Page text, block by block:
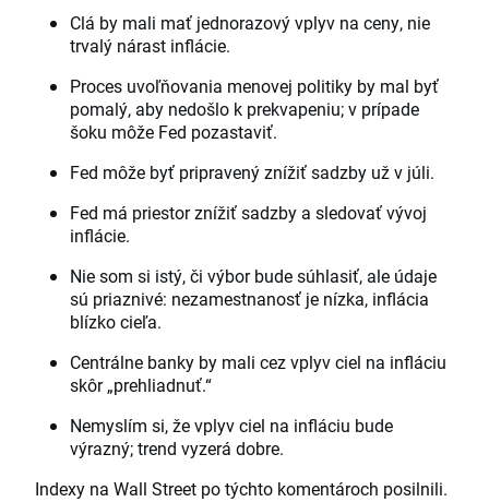
Clá by mali mať jednorazový vplyv na ceny, nie
trvalý nárast inflácie.
Proces uvoľňovania menovej politiky by mal byť
pomalý, aby nedošlo k prekvapeniu; v prípade
šoku môže Fed pozastaviť.
Fed môže byť pripravený znížiť sadzby už v júli.
Fed má priestor znížiť sadzby a sledovať vývoj
inflácie.
Nie som si istý, či výbor bude súhlasiť, ale údaje
sú priaznivé: nezamestnanosť je nízka, inflácia
blízko cieľa.
Centrálne banky by mali cez vplyv ciel na infláciu
skôr „prehliadnuť.“
Nemyslím si, že vplyv ciel na infláciu bude
výrazný; trend vyzerá dobre.
Indexy na Wall Street po týchto komentároch posilnili.